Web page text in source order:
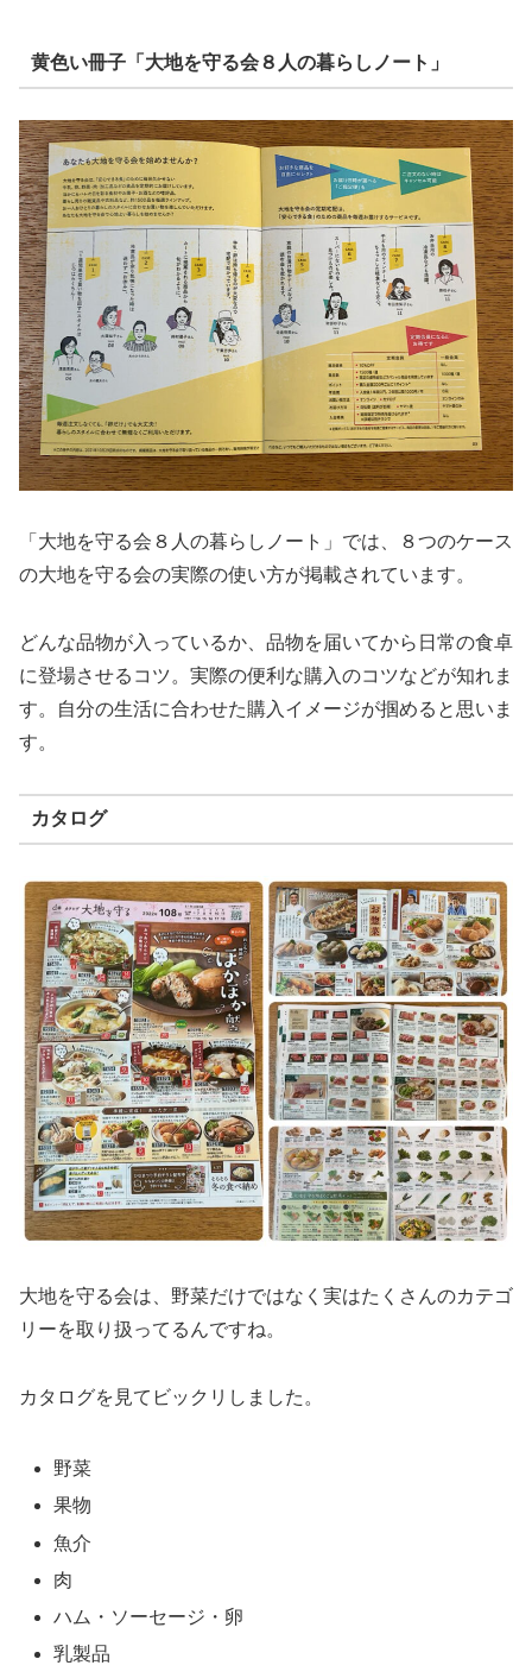
黄色い冊子「大地を守る会８人の暮らしノート」
「大地を守る会８人の暮らしノート」では、８つのケース
の大地を守る会の実際の使い方が掲載されています。
どんな品物が入っているか、品物を届いてから日常の食卓
に登場させるコツ。実際の便利な購入のコツなどが知れま
す。自分の生活に合わせた購入イメージが掴めると思いま
す。
カタログ
大地を守る会は、野菜だけではなく実はたくさんのカテゴ
リーを取り扱ってるんですね。
カタログを見てビックリしました。
野菜
果物
魚介
肉
ハム・ソーセージ・卵
乳製品